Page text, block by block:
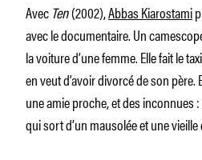
Avec Ten(2002),Abbas Kiarostami
avec le documentaire. Un
la voiture d’une femme. Elle fait le
en veut d’avoir divorcé de son
une amie proche, et des inconnues
qui sort d’un mausolée et une